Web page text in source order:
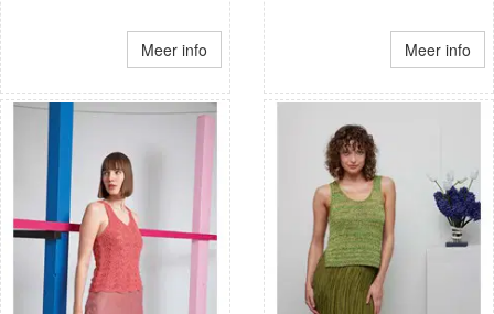
Meer info Meer info